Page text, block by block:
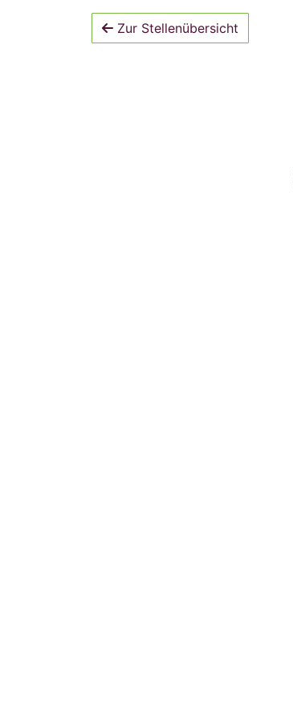
Zur Stellenübersicht